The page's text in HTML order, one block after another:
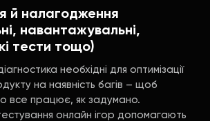
й налагодження
навантажувальні,
тести тощо)
необхідні для оптимізації
на наявність багів – щоб
все працює, як задумано.
онлайн ігор допомагають